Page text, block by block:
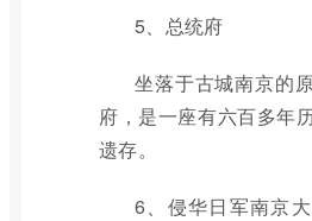
5、总统府
坐落于古城南京的
府，是一座有六百多年
遗存。
6、侵华日军南京